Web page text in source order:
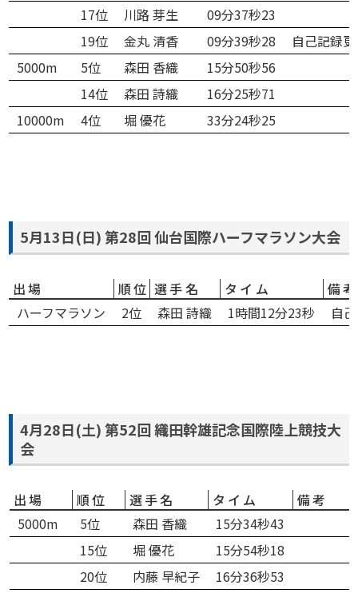
17位
川路 芽生
09分37秒23
19位
金丸 清香 09分39秒28
自己記録
5000m
5位 森田 香織
15分50秒56
14位
森田 詩織
16分25秒71
10000m
4位 堀 優花 33分24秒25
5月13日(日) 第28回 仙台国際ハーフマラソン大会
出場 順位 選手名 タイム
備考
ハーフマラソン
2位 森田 詩織 1時間12分23秒 自
4月28日(土) 第52回 織田幹雄記念国際陸上競技大
会
出場 順位 選手名 タイム
備考
5000m
5位 森田 香織
15分34秒43
15位
堀 優花
15分54秒18
20位
内藤 早紀子 16分36秒53